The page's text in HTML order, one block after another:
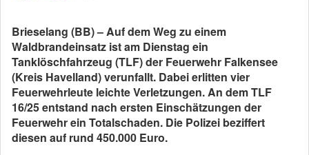
Brieselang (BB) – Auf dem Weg zu einem
Waldbrandeinsatz ist am Dienstag ein
Tanklöschfahrzeug (TLF) der Feuerwehr Falkensee
(Kreis Havelland) verunfallt. Dabei erlitten vier
Feuerwehrleute leichte Verletzungen. An dem TLF
16/25 entstand nach ersten Einschätzungen der
Feuerwehr ein Totalschaden. Die Polizei beziffert
diesen auf rund 450.000 Euro.